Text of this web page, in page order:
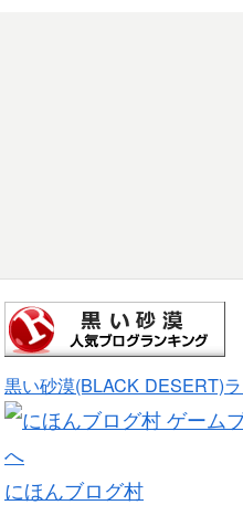
黒い砂漠(BLACK DESERT)
にほんブログ村